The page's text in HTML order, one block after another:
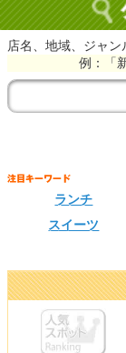
店名、地域、ジャ
例：「
ランチ
スイーツ